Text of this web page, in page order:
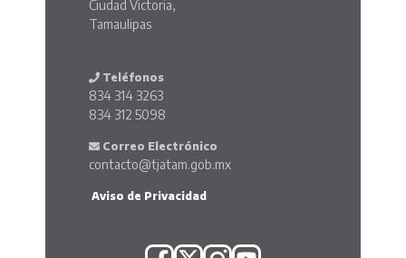
Ciudad Victoria,
Tamaulipas
Teléfonos
834 314 3263
834 312 5098
Correo Electrónico
contacto@tjatam.gob.mx
Aviso de Privacidad